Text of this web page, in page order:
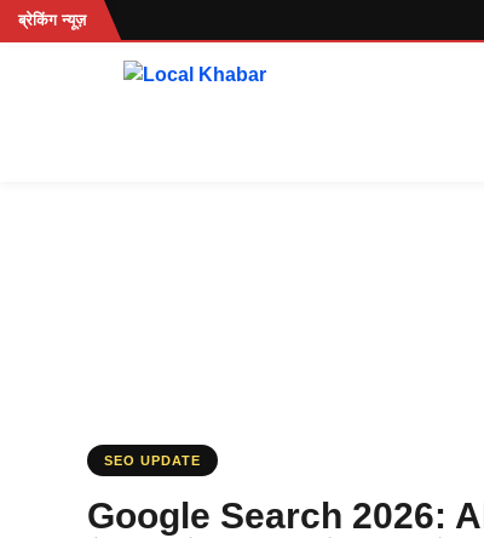
Skip
to
ब्रेकिंग न्यूज़
SEO UPDATE
Google Search 2026: